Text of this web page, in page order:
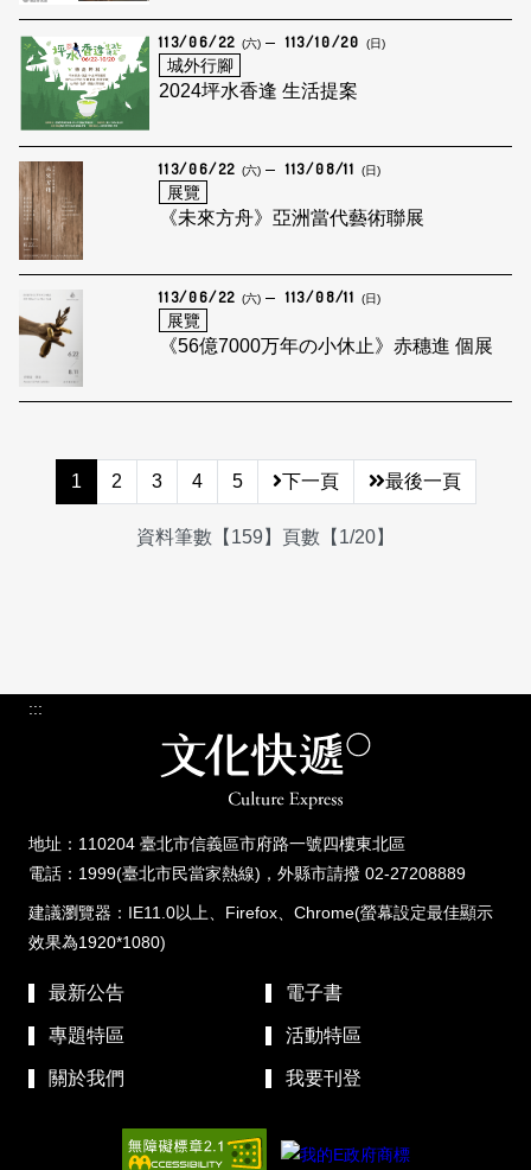
113/06/22 (六) 113/10/20 (日)
城外行腳
2024坪水香逢 生活提案
113/06/22 (六) 113/08/11 (日)
展覽
《未來方舟》亞洲當代藝術聯展
113/06/22 (六) 113/08/11 (日)
展覽
《56億7000万年の小休止》赤穗進 個展
1 2 3 4 5 下一頁 最後一頁
資料筆數【159】頁數【1/20】
:::
地址：110204 臺北市信義區市府路一號四樓東北區
電話：1999(臺北市民當家熱線)，外縣市請撥 02-27208889
建議瀏覽器：IE11.0以上、Firefox、Chrome(螢幕設定最佳顯示
效果為1920*1080)
最新公告 電子書
專題特區 活動特區
關於我們 我要刊登